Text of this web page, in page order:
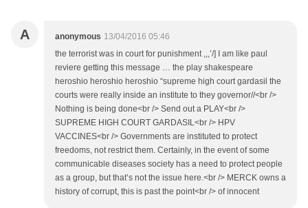
A anonymous 13/04/2016 05:46
the terrorist was in court for punishment ,,,’/] I am like paul
reviere getting this message … the play shakespeare
heroshio heroshio heroshio “supreme high court gardasil the
courts were really inside an institute to they governor//<br />
Nothing is being done<br /> Send out a PLAY<br />
SUPREME HIGH COURT GARDASIL<br /> HPV
VACCINES<br /> Governments are instituted to protect
freedoms, not restrict them. Certainly, in the event of some
communicable diseases society has a need to protect people
as a group, but that’s not the issue here.<br /> MERCK owns a
history of corrupt, this is past the point<br /> of innocent